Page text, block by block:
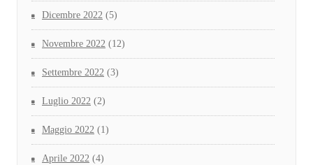
Dicembre 2022 (5)
Novembre 2022 (12)
Settembre 2022 (3)
Luglio 2022 (2)
Maggio 2022 (1)
Aprile 2022 (4)